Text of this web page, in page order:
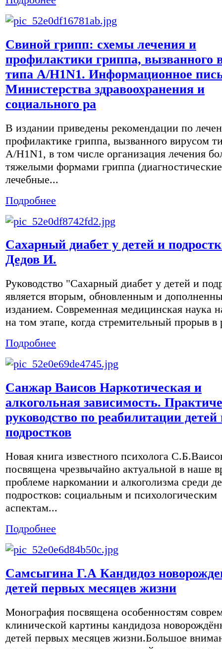
Свиной грипп: схемы лечения и
профилактики гриппа, вызванного
типа A/H1N1. Информационное
Министерства здравоохранения и
социального ра
В издании приведены рекомендации по
профилактике гриппа, вызванного вирусом
A/H1N1, в том числе организация лечения
тяжелыми формами гриппа (диагностические
лечебные...
Подробнее
Сахарный диабет у детей и
Дедов И.
Руководство "Сахарный диабет у детей и
является вторым, обновленным и
изданием. Современная медицинская наука
на том этапе, когда стремительный прорыв в
Подробнее
Санжар Ваисов Наркотическая и
алкогольная зависимость.
руководство по реабилитации детей
подростков
Новая книга известного психолога
посвящена чрезвычайно актуальной в наше
проблеме наркомании и алкоголизма среди
подростков: социальным и психологическим
аспектам...
Подробнее
Самсыгина Г.А Кандидоз
детей первых месяцев жизни
Монография посвящена особенностям
клинической картины кандидоза
детей первых месяцев жизни.Большое